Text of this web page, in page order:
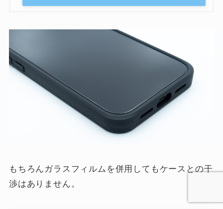
もちろんガラスフィルムを併用してもケースとの干
渉はありません。